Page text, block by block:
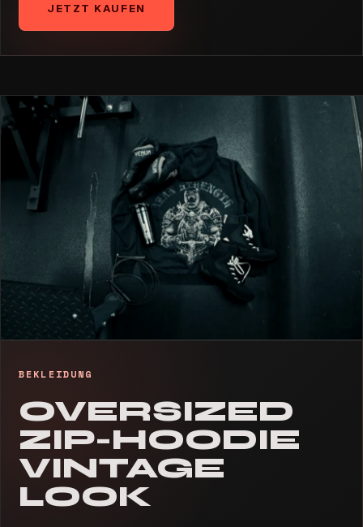
JETZT KAUFEN
BEKLEIDUNG
OVERSIZED
ZIP-HOODIE
VINTAGE
LOOK